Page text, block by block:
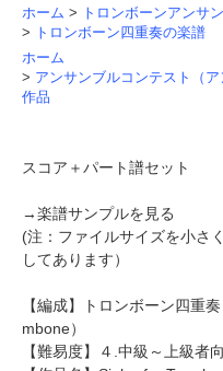
ホーム >
トロンボーンアンサ
>
トロンボーン四重奏の楽譜
ホーム
> アンサンブルコンテスト（
作品
スコア＋パート譜セット
→楽譜サンプルを見る
(注：ファイルサイズを小さ
してあります）
【編成】 トロンボーン四重奏
mbone）
【難易度】４.中級～上級者